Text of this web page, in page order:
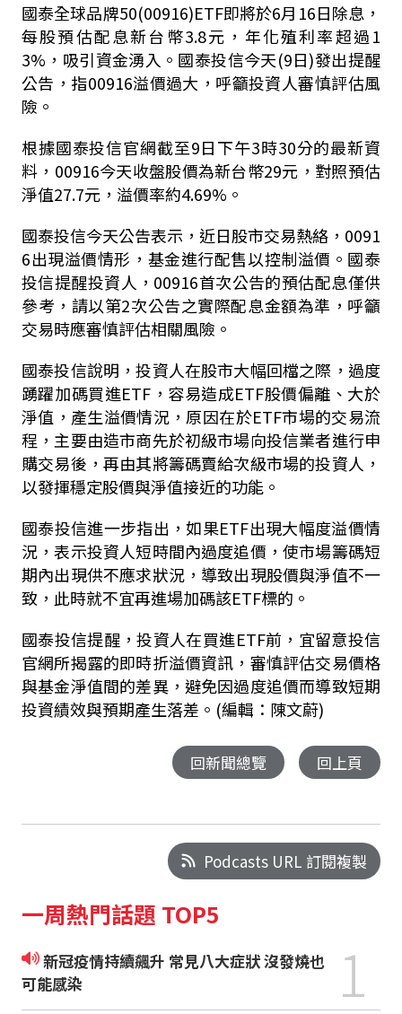
國泰全球品牌50(00916)ETF即將於6月16日除息，
每股預估配息新台幣3.8元，年化殖利率超過1
3%，吸引資金湧入。國泰投信今天(9日)發出提醒
公告，指00916溢價過大，呼籲投資人審慎評估風
險。
根據國泰投信官網截至9日下午3時30分的最新資
料，00916今天收盤股價為新台幣29元，對照預估
淨值27.7元，溢價率約4.69%。
國泰投信今天公告表示，近日股市交易熱絡，0091
6出現溢價情形，基金進行配售以控制溢價。國泰
投信提醒投資人，00916首次公告的預估配息僅供
參考，請以第2次公告之實際配息金額為準，呼籲
交易時應審慎評估相關風險。
國泰投信說明，投資人在股市大幅回檔之際，過度
踴躍加碼買進ETF，容易造成ETF股價偏離、大於
淨值，產生溢價情況，原因在於ETF市場的交易流
程，主要由造市商先於初級市場向投信業者進行申
購交易後，再由其將籌碼賣給次級市場的投資人，
以發揮穩定股價與淨值接近的功能。
國泰投信進一步指出，如果ETF出現大幅度溢價情
況，表示投資人短時間內過度追價，使市場籌碼短
期內出現供不應求狀況，導致出現股價與淨值不一
致，此時就不宜再進場加碼該ETF標的。
國泰投信提醒，投資人在買進ETF前，宜留意投信
官網所揭露的即時折溢價資訊，審慎評估交易價格
與基金淨值間的差異，避免因過度追價而導致短期
投資績效與預期產生落差。(編輯：陳文蔚)
回新聞總覽 回上頁
Podcasts URL 訂閱複製
一周熱門話題 TOP5
新冠疫情持續飆升 常見八大症狀 沒發燒也
可能感染
1